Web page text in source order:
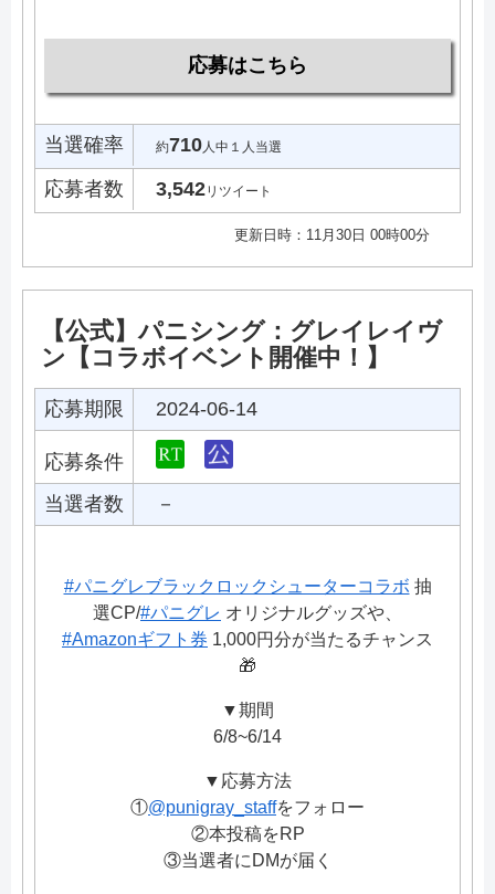
応募はこちら
当選確率 約710人中１人当選
応募者数 3,542リツイート
更新日時：11月30日 00時00分
【公式】パニシング：グレイレイヴ
ン【コラボイベント開催中！】
応募期限 2024-06-14
応募条件
当選者数
－
#パニグレブラックロックシューターコラボ 抽
選CP/#パニグレ オリジナルグッズや、
#Amazonギフト券 1,000円分が当たるチャンス
🎁
▼期間
6/8~6/14
▼応募方法
①@punigray_staffをフォロー
②本投稿をRP
③当選者にDMが届く